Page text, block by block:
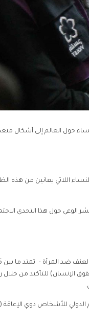
حول العالم إلى أشكال
للنساء اللاتي يعانين من هذه
الوعي حول هذا التحدي
حملة دولية سنوية تمتد
لحقوق الإنسان) للتأكيد من